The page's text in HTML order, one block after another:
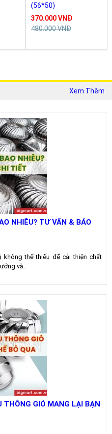
(56*50)
370.000 VNĐ
480.000 VNĐ
Xem Thêm
NHIÊU? TƯ VẤN & BÁO
thể thiếu để cải thiện chất
và..
THÔNG GIÓ MANG LẠI BẠN